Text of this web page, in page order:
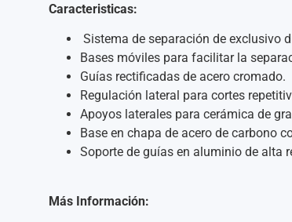
Caracteristicas:
Sistema de separación de exclusivo
Bases móviles para facilitar la
Guías rectificadas de acero cromado.
Regulación lateral para cortes
Apoyos laterales para cerámica de
Base en chapa de acero de carbono
Soporte de guías en aluminio de alta
Más Información: